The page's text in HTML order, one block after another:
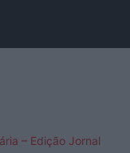
– Edição Jornal